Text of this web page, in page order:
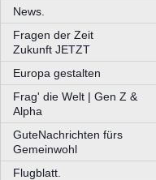
News.
Fragen der Zeit
Zukunft JETZT
Europa gestalten
Frag' die Welt | Gen Z &
Alpha
GuteNachrichten fürs
Gemeinwohl
Flugblatt.